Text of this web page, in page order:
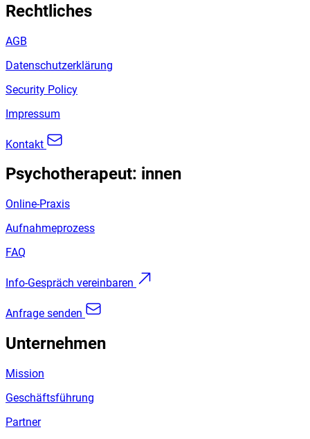
Rechtliches
AGB
Datenschutzerklärung
Security Policy
Impressum
Kontakt
Psychotherapeut: innen
Online-Praxis
Aufnahmeprozess
FAQ
Info-Gespräch vereinbaren
Anfrage senden
Unternehmen
Mission
Geschäftsführung
Partner